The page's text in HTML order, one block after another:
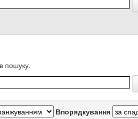
пошуку.
Впорядкування